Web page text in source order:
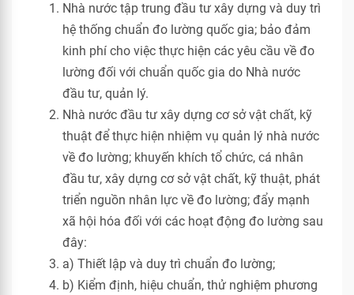
Nhà nước tập trung đầu tư xây dựng và duy trì
hệ thống chuẩn đo lường quốc gia; bảo đảm
kinh phí cho việc thực hiện các yêu cầu về đo
lường đối với chuẩn quốc gia do Nhà nước
đầu tư, quản lý.
Nhà nước đầu tư xây dựng cơ sở vật chất, kỹ
thuật để thực hiện nhiệm vụ quản lý nhà nước
về đo lường; khuyến khích tổ chức, cá nhân
đầu tư, xây dựng cơ sở vật chất, kỹ thuật, phát
triển nguồn nhân lực về đo lường; đẩy mạnh
xã hội hóa đối với các hoạt động đo lường sau
đây:
a) Thiết lập và duy trì chuẩn đo lường;
b) Kiểm định, hiệu chuẩn, thử nghiệm phương